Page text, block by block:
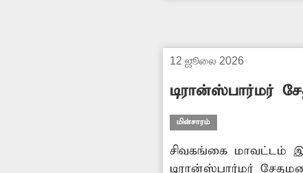
12 ஜூலை 2026
டிரான்ஸ்பார்மர்
மின்சாரம்
சிவகங்கை மாவட்டம்
டிரான்ஸ்பார்மர்